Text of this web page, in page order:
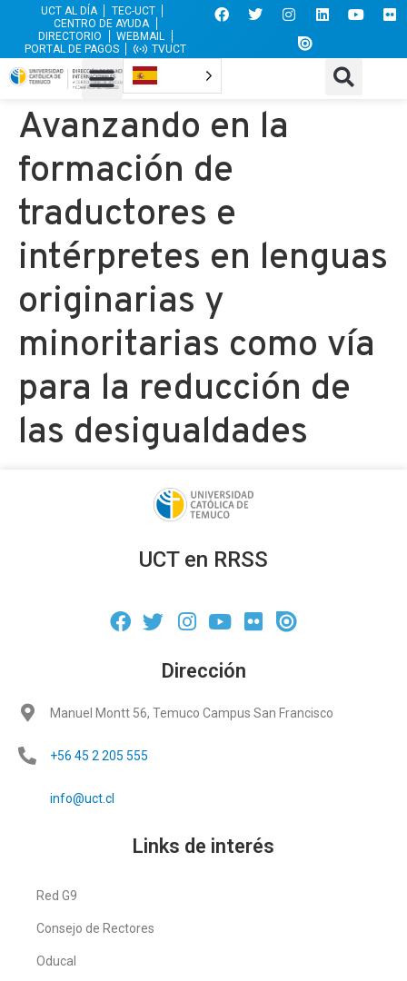
UCT AL DÍA
TEC-UCT
CENTRO DE AYUDA
DIRECTORIO
WEBMAIL
PORTAL DE PAGOS
TVUCT
Avanzando en la
formación de
traductores e
intérpretes en lenguas
originarias y
minoritarias como vía
para la reducción de
las desigualdades
UCT en RRSS
Dirección
Manuel Montt 56, Temuco Campus San Francisco
+56 45 2 205 555
info@uct.cl
Links de interés
Red G9
Consejo de Rectores
Oducal